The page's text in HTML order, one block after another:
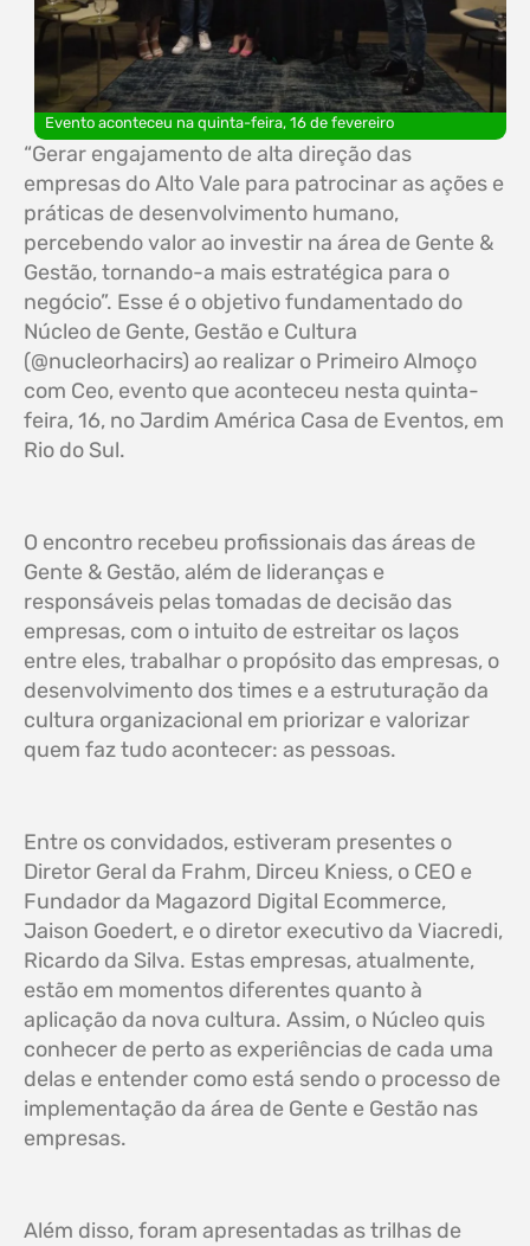
Evento aconteceu na quinta-feira, 16 de fevereiro
“Gerar engajamento de alta direção das
empresas do Alto Vale para patrocinar as ações e
práticas de desenvolvimento humano,
percebendo valor ao investir na área de Gente &
Gestão, tornando-a mais estratégica para o
negócio”. Esse é o objetivo fundamentado do
Núcleo de Gente, Gestão e Cultura
(@nucleorhacirs) ao realizar o Primeiro Almoço
com Ceo, evento que aconteceu nesta quinta-
feira, 16, no Jardim América Casa de Eventos, em
Rio do Sul.
O encontro recebeu profissionais das áreas de
Gente & Gestão, além de lideranças e
responsáveis pelas tomadas de decisão das
empresas, com o intuito de estreitar os laços
entre eles, trabalhar o propósito das empresas, o
desenvolvimento dos times e a estruturação da
cultura organizacional em priorizar e valorizar
quem faz tudo acontecer: as pessoas.
Entre os convidados, estiveram presentes o
Diretor Geral da Frahm, Dirceu Kniess, o CEO e
Fundador da Magazord Digital Ecommerce,
Jaison Goedert, e o diretor executivo da Viacredi,
Ricardo da Silva. Estas empresas, atualmente,
estão em momentos diferentes quanto à
aplicação da nova cultura. Assim, o Núcleo quis
conhecer de perto as experiências de cada uma
delas e entender como está sendo o processo de
implementação da área de Gente e Gestão nas
empresas.
Além disso, foram apresentadas as trilhas de